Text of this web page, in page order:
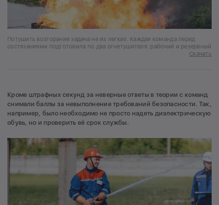
Потушить возгорание задача не из легких. Каждая команда перед
состязаниями подготовила по два огнетушителя: рабочий и резервный
Скачать
Кроме штрафных секунд за неверные ответы в теории с команд
снимали баллы за невыполнение требований безопасности. Так,
например, было необходимо не просто надеть диэлектрическую
обувь, но и проверить её срок службы.